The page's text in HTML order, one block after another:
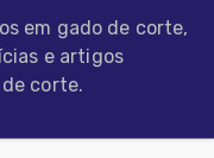
em gado de corte,
e artigos
corte.